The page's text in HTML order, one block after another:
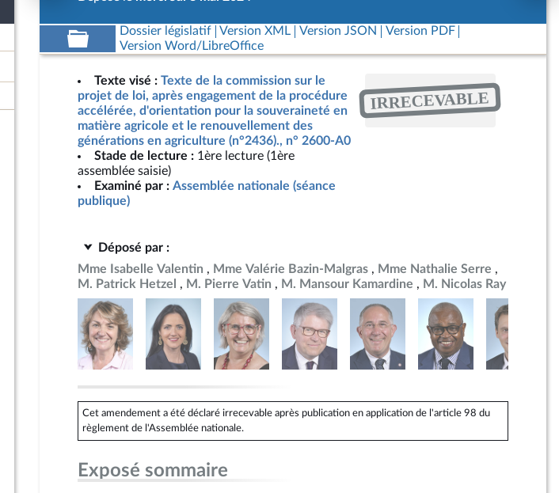
Date de dépôt
Dossier législatif Version XML Version JSON
Version PDF
Version Word/LibreOffice
Texte visé : Texte de la commission sur le
projet de loi, après engagement de la procédure
accélérée, d'orientation pour la souveraineté en
matière agricole et le renouvellement des
générations en agriculture (n°2436)., n° 2600-A0
Stade de lecture : 1ère lecture (1ère
assemblée saisie)
Examiné par : Assemblée nationale (séance
publique)
IRRECEVABLE
Déposé par :
Mme Isabelle Valentin
Mme Valérie Bazin-Malgras
Mme Nathalie Serre
M. Patrick Hetzel
M. Pierre Vatin M. Mansour Kamardine M. Nicolas Ray
Cet amendement a été déclaré irrecevable après publication en application de l'article 98 du
règlement de l'Assemblée nationale.
Exposé sommaire